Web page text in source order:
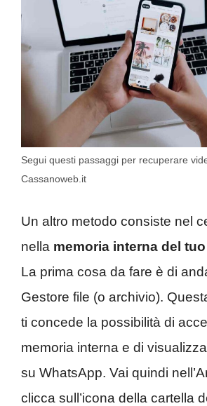
Segui questi passaggi per recuperare
Cassanoweb.it
Un altro metodo consiste nel
nella memoria interna del
La prima cosa da fare è di
Gestore file (o archivio).
ti concede la possibilità di
memoria interna e di
su WhatsApp. Vai quindi
clicca sull’icona della cartella